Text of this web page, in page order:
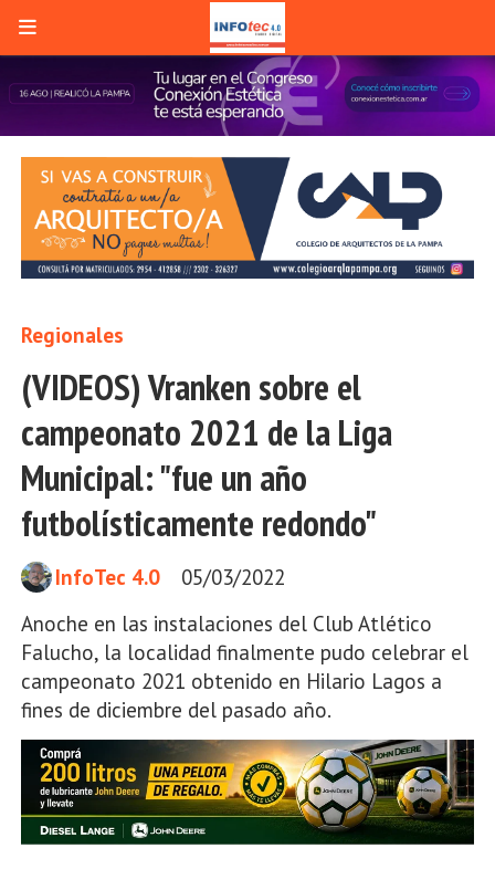
(VIDEOS) Vranken sobre el
campeonato 2021 de la Liga
Municipal: "fue un año
futbolísticamente redondo"
Anoche en las instalaciones del Club Atlético
Falucho, la localidad finalmente pudo celebrar el
campeonato 2021 obtenido en Hilario Lagos a
fines de diciembre del pasado año.
Regionales
05/03/2022
InfoTec 4.0